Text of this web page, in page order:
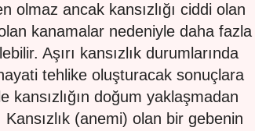
olmaz ancak kansızlığı ciddi olan
kanamalar nedeniyle daha fazla
Aşırı kansızlık durumlarında
tehlike oluşturacak sonuçlara
kansızlığın doğum yaklaşmadan
(anemi) olan bir gebenin